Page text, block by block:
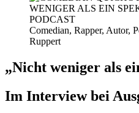
Comedian, Rapper, Autor,
Ruppert
„Nicht weniger als
Im Interview bei